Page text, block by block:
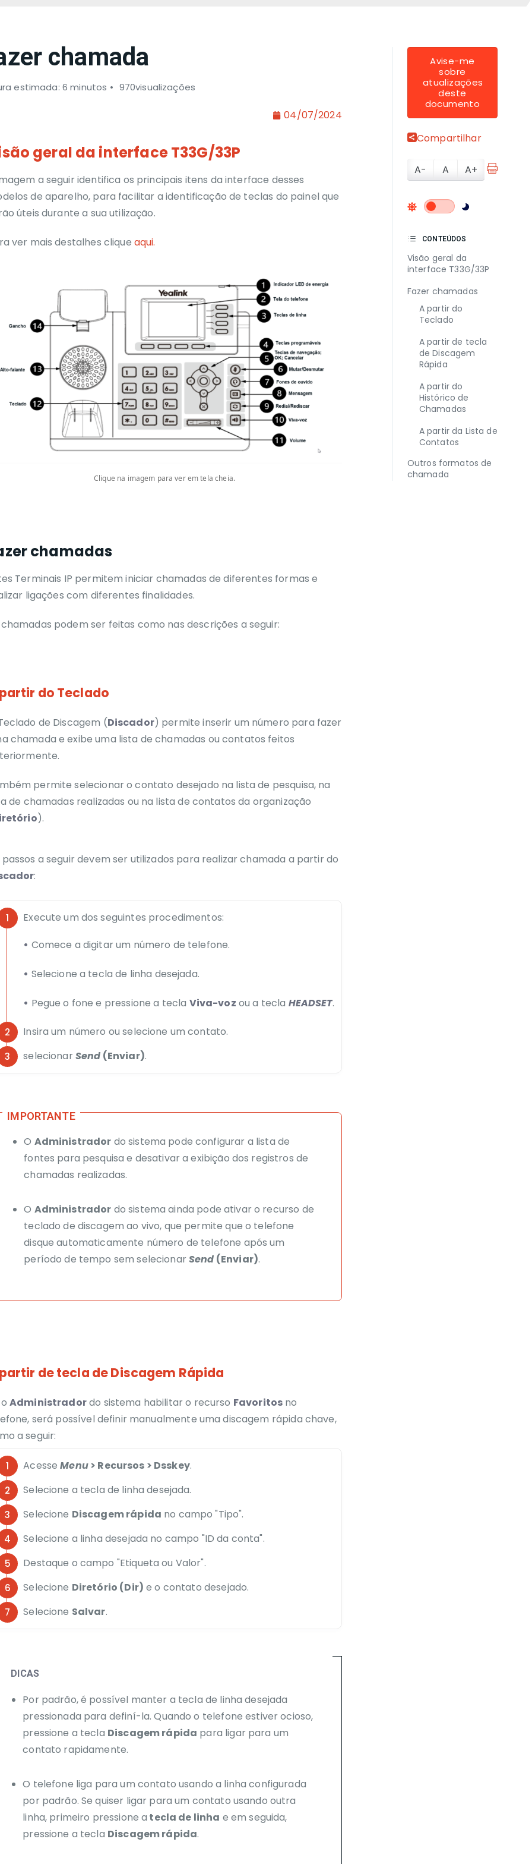
chamada
estimada: 6 minutos 970visualizações
04/07/2024
geral da interface T33G/33P
a seguir identifica os principais itens da interface desses
de aparelho, para facilitar a identificação de teclas do painel que
úteis durante a sua utilização.
ver mais destalhes clique aqui.
Clique na imagem para ver em tela cheia.
chamadas
Terminais IP permitem iniciar chamadas de diferentes formas e
ligações com diferentes finalidades.
podem ser feitas como nas descrições a seguir:
do Teclado
de Discagem (Discador) permite inserir um número para fazer
chamada e exibe uma lista de chamadas ou contatos feitos
permite selecionar o contato desejado na lista de pesquisa, na
de chamadas realizadas ou na lista de contatos da organização
).
passos a seguir devem ser utilizados para realizar chamada a partir do
:
Execute um dos seguintes procedimentos:
• Comece a digitar um número de telefone.
• Selecione a tecla de linha desejada.
• Pegue o fone e pressione a tecla Viva-voz ou a tecla HEADSET.
Insira um número ou selecione um contato.
selecionarSend (Enviar).
O Administrador do sistema pode configurar a lista de
fontes para pesquisa e desativar a exibição dos registros de
chamadas realizadas.
O Administrador do sistema ainda pode ativar o recurso de
teclado de discagem ao vivo, que permite que o telefone
disque automaticamente número de telefone após um
período de tempo sem selecionarSend (Enviar).
de tecla de Discagem Rápida
Administradordo sistema habilitar o recurso Favoritos no
será possível definir manualmente uma discagem rápida chave,
a seguir:
AcesseMenu> Recursos > Dsskey.
Selecione a tecla de linha desejada.
Selecione Discagem rápida no campo "Tipo".
Selecione a linha desejada no campo "ID da conta".
Destaque o campo "Etiqueta ou Valor".
Selecione Diretório (Dir) e o contato desejado.
Selecione Salvar.
DICAS
Por padrão, é possível manter a tecla de linha desejada
pressionada para definí-la.Quando o telefone estiver ocioso,
pressione a tecla Discagem rápida para ligar para um
contato rapidamente.
O telefone liga para um contato usando a linha configurada
por padrão. Se quiser ligar para um contato usando outra
linha, primeiro pressione a tecla de linha e em seguida,
pressione a tecla Discagem rápida.
Avise-me
sobre
atualizações
deste
documento
Compartilhar
A- A A+
CONTEÚDOS
Visão geral da
interface T33G/33P
Fazer chamadas
A partir do
Teclado
A partir de tecla
de Discagem
Rápida
A partir do
Histórico de
Chamadas
A partir da Lista de
Contatos
Outros formatos de
chamada